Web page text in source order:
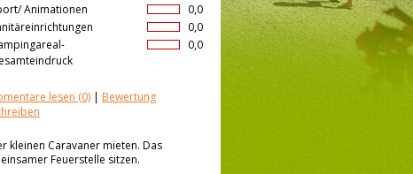
0,0
Animationen
0,0
0,0
lesen (0) | Bewertung
kleinen Caravaner mieten. Das
Feuerstelle sitzen.